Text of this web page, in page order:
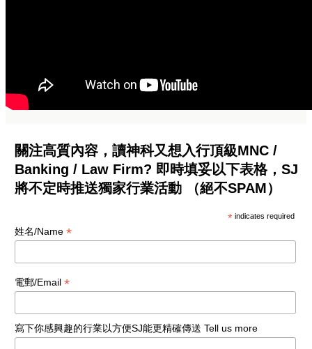
關注高質內容，讀神科又想入行頂級MNC /
Banking / Law Firm? 即時填妥以下表格，SJ
將不定時推送獨家行業活動 （絕不SPAM）
* indicates required
姓名/Name *
電郵/Email *
寫下你感興趣的行業以方便SJ能更精確傳送 Tell us more